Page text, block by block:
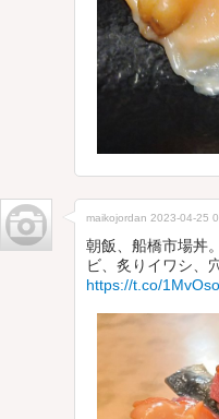
maikojordan 2023-04-25
朝飯、船橋市場丼
ビ、炙りイワシ、
https://t.co/